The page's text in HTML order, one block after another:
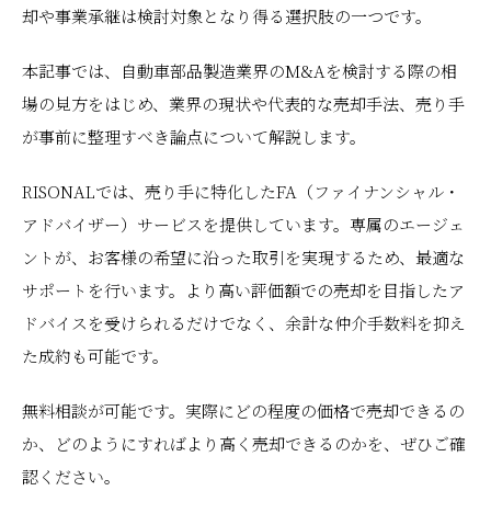
却や事業承継は検討対象となり得る選択肢の一つです。
本記事では、自動車部品製造業界のM&Aを検討する際の相
場の見方をはじめ、業界の現状や代表的な売却手法、売り手
が事前に整理すべき論点について解説します。
RISONALでは、売り手に特化したFA（ファイナンシャル・
アドバイザー）サービスを提供しています。専属のエージェ
ントが、お客様の希望に沿った取引を実現するため、最適な
サポートを行います。より高い評価額での売却を目指したア
ドバイスを受けられるだけでなく、余計な仲介手数料を抑え
た成約も可能です。
無料相談が可能です。実際にどの程度の価格で売却できるの
か、どのようにすればより高く売却できるのかを、ぜひご確
認ください。